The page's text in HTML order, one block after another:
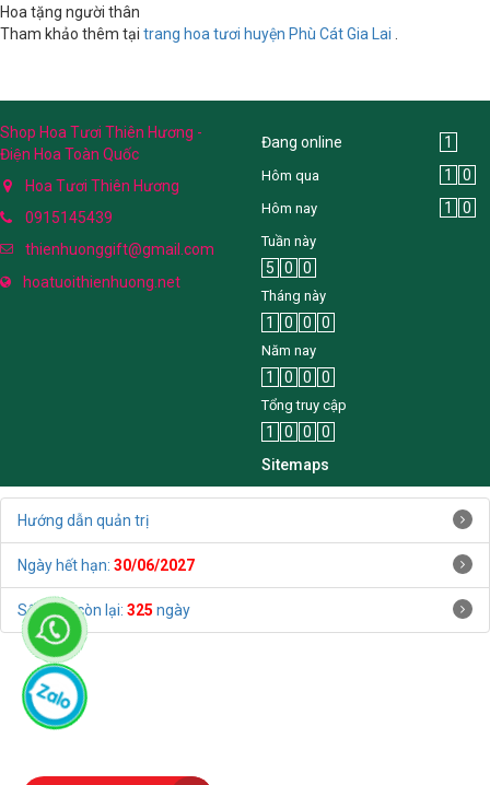
Hoa tặng người thân
Tham khảo thêm tại trang hoa tươi huyện Phù Cát Gia Lai
Shop Hoa Tươi Thiên Hương -
Điện Hoa Toàn Quốc
Hoa Tươi Thiên Hương
0915145439
thienhuonggift@gmail.com
hoatuoithienhuong.net
Đang online 1
Hôm qua 1 0
Hôm nay 1 0
Tuần này
5 0 0
Tháng này
1 0 0 0
Năm nay
1 0 0 0
Tổng truy cập
1 0 0
0
Sitemaps
Hướng dẫn quản trị
Ngày hết hạn: 30/06/2027
Số ngày còn lại: 325 ngày